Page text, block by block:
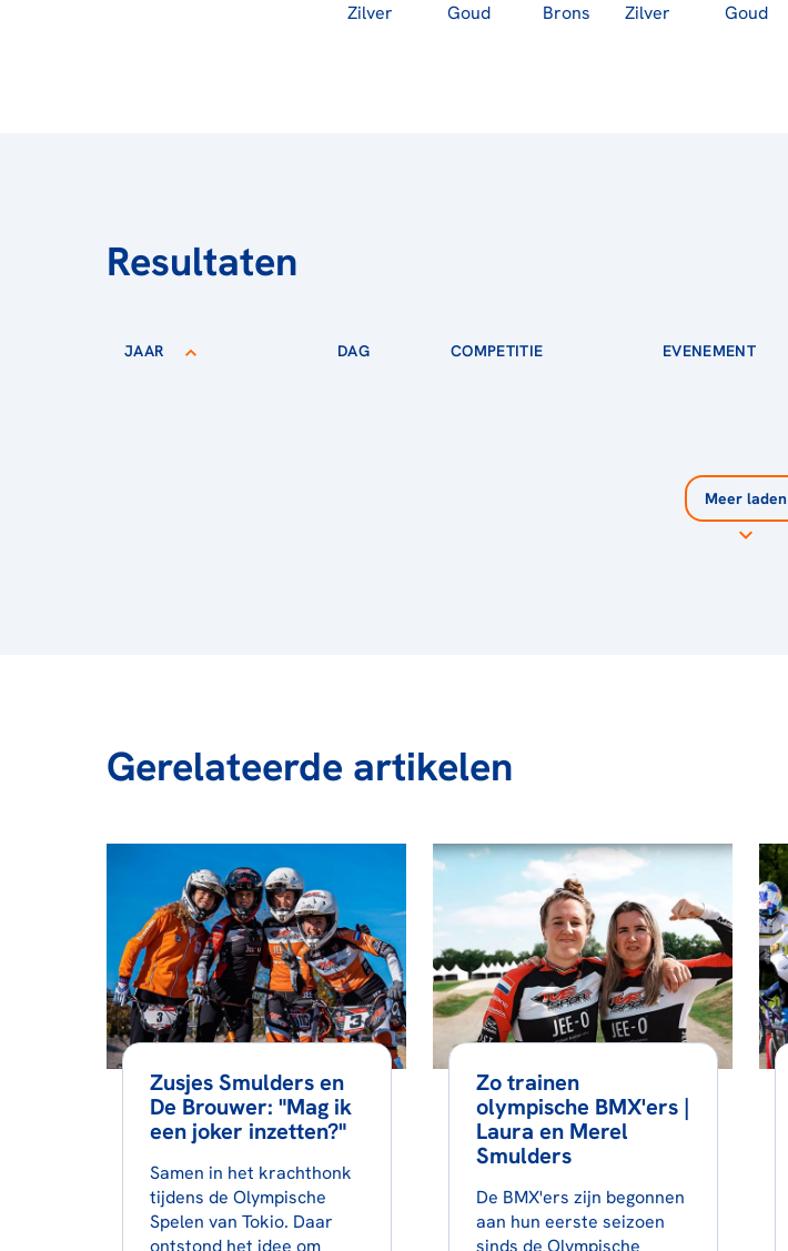
Zilver Goud Brons Zilver Goud
Resultaten
JAAR DAG COMPETITIE EVENEMENT
Meer laden
Gerelateerde artikelen
Zusjes Smulders en
De Brouwer: "Mag ik
een joker inzetten?"
Samen in het krachthonk
tijdens de Olympische
Spelen van Tokio. Daar
ontstond het idee om
Zo trainen
olympische BMX'ers |
Laura en Merel
Smulders
De BMX'ers zijn begonnen
aan hun eerste seizoen
sinds de Olympische